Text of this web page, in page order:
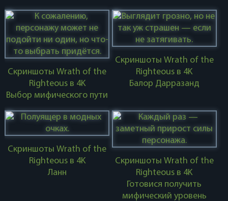
Скриншоты Wrath of the
Righteous в 4K
Выбор мифического пути
Скриншоты Wrath of the
Righteous в 4K
Балор Дарразанд
Скриншоты Wrath of the
Righteous в 4K
Ланн
Скриншоты Wrath of the
Righteous в 4K
Готовися получить
мифический уровень